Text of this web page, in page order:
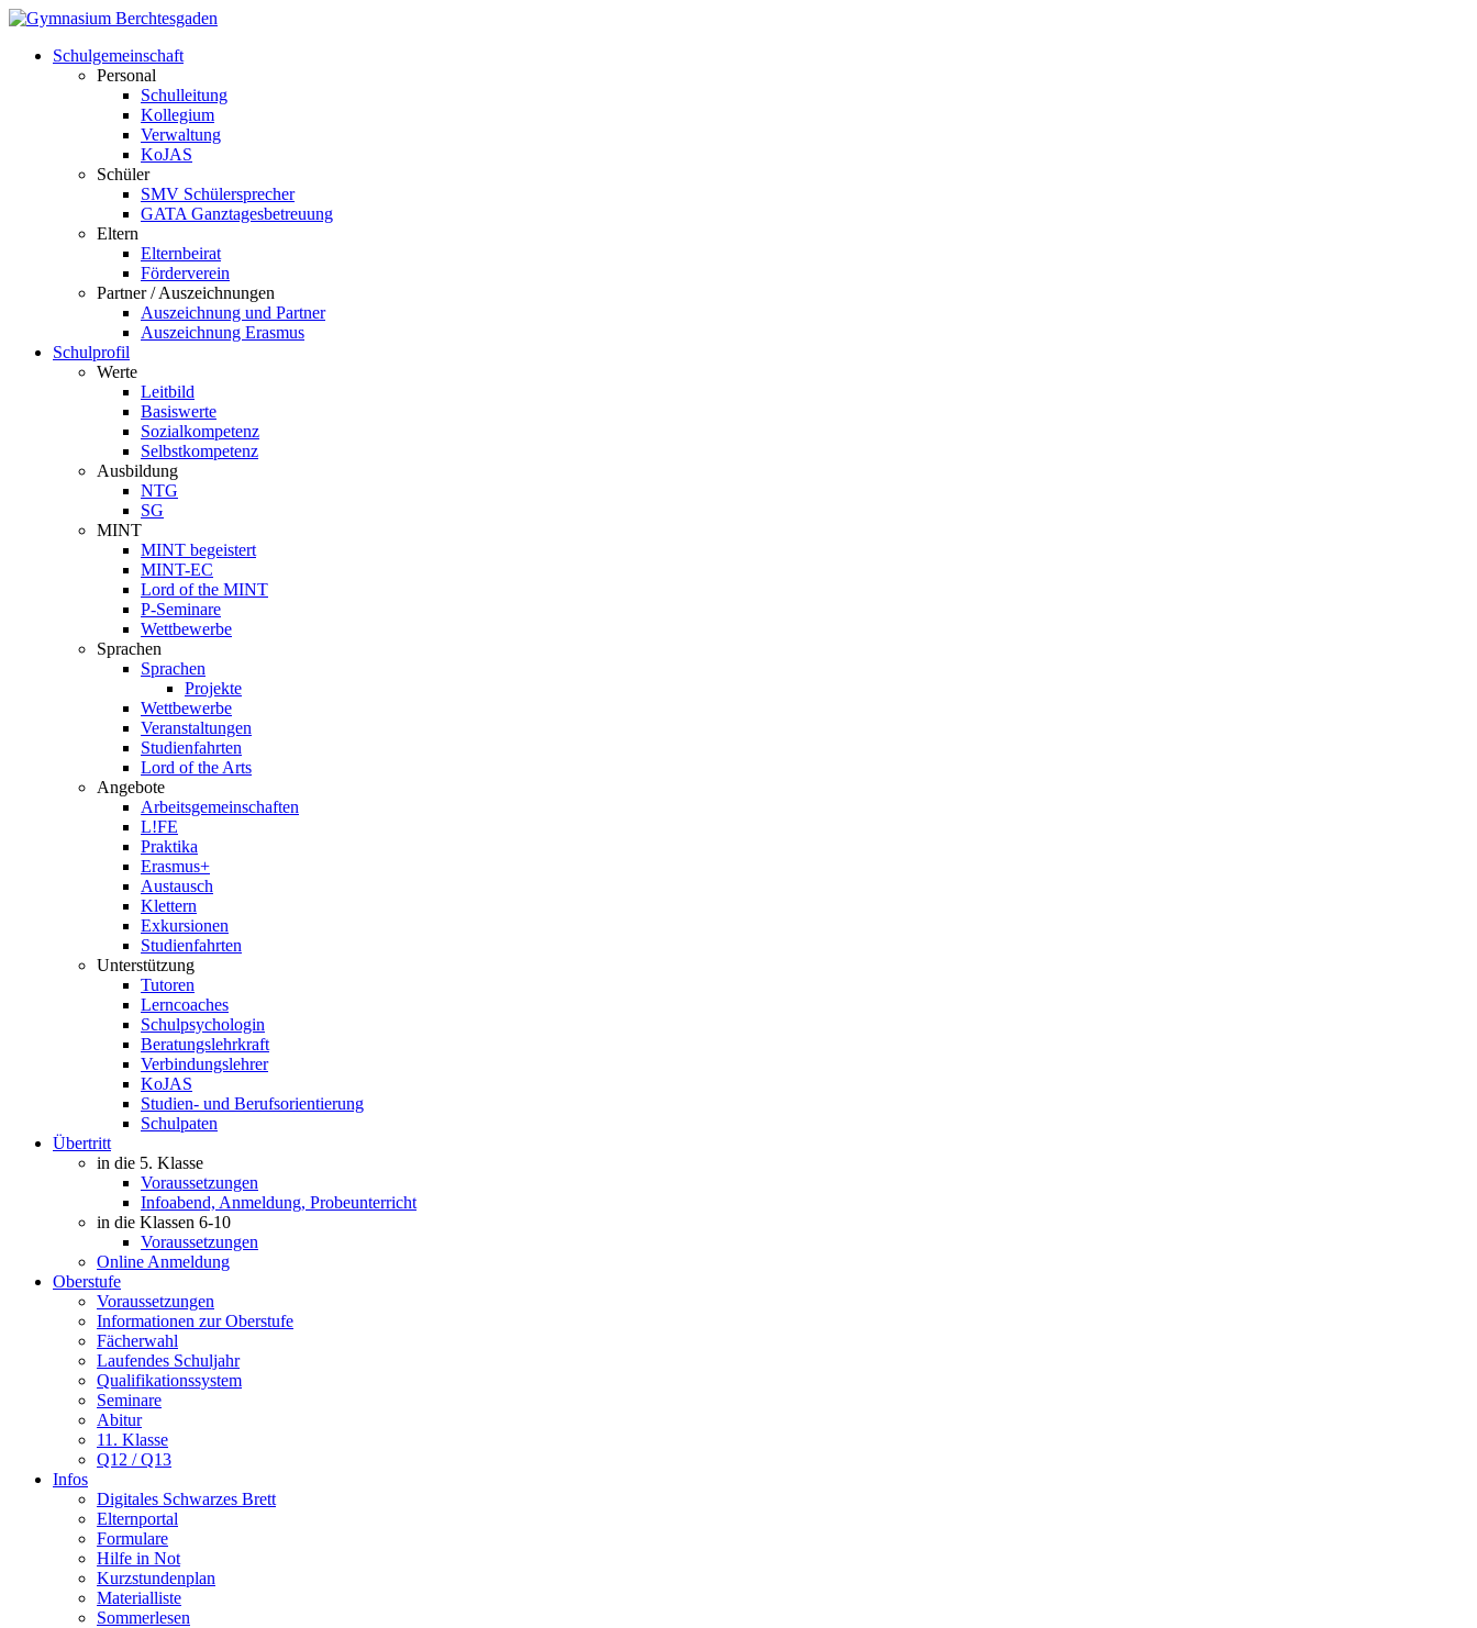
Schulgemeinschaft
Personal
Schulleitung
Kollegium
Verwaltung
KoJAS
Schüler
SMV Schülersprecher
GATA Ganztagesbetreuung
Eltern
Elternbeirat
Förderverein
Partner / Auszeichnungen
Auszeichnung und Partner
Auszeichnung Erasmus
Schulprofil
Werte
Leitbild
Basiswerte
Sozialkompetenz
Selbstkompetenz
Ausbildung
NTG
SG
MINT
MINT begeistert
MINT-EC
Lord of the MINT
P-Seminare
Wettbewerbe
Sprachen
Sprachen
Projekte
Wettbewerbe
Veranstaltungen
Studienfahrten
Lord of the Arts
Angebote
Arbeitsgemeinschaften
L!FE
Praktika
Erasmus+
Austausch
Klettern
Exkursionen
Studienfahrten
Unterstützung
Tutoren
Lerncoaches
Schulpsychologin
Beratungslehrkraft
Verbindungslehrer
KoJAS
Studien- und Berufsorientierung
Schulpaten
Übertritt
in die 5. Klasse
Voraussetzungen
Infoabend, Anmeldung, Probeunterricht
in die Klassen 6-10
Voraussetzungen
Online Anmeldung
Oberstufe
Voraussetzungen
Informationen zur Oberstufe
Fächerwahl
Laufendes Schuljahr
Qualifikationssystem
Seminare
Abitur
11. Klasse
Q12 / Q13
Infos
Digitales Schwarzes Brett
Elternportal
Formulare
Hilfe in Not
Kurzstundenplan
Materialliste
Sommerlesen